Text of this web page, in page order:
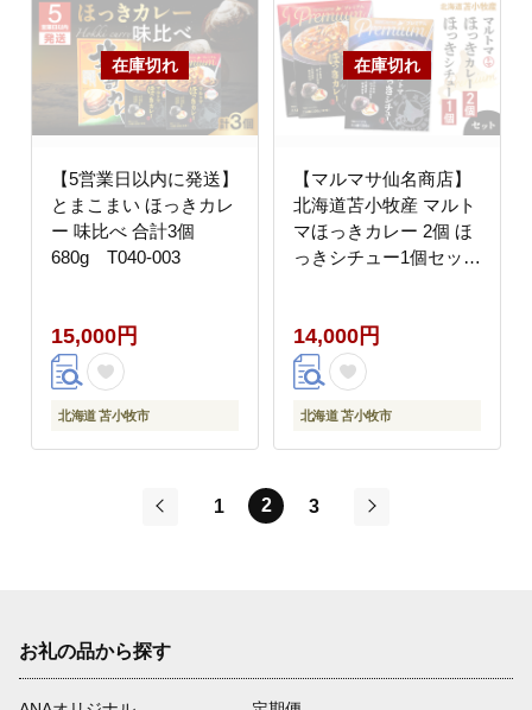
【5営業日以内に発送】
とまこまい ほっきカレ
ー 味比べ 合計3個
680g T040-003
15,000円
北海道 苫小牧市
【マルマサ仙名商店】
北海道苫小牧産 マルト
マほっきカレー 2個 ほ
っきシチュー1個セッ
14,000円
北海道 苫小牧市
1 2
3
お礼の品から探す